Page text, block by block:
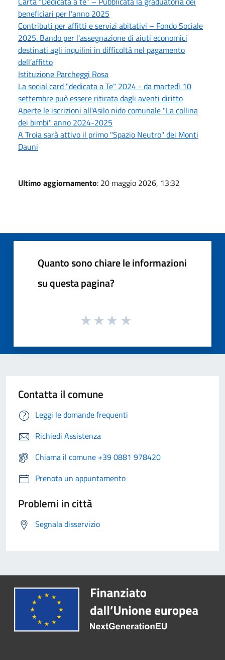
beneficiari per l’anno 2025
Contributi per affitti e servizi abitativi – Fondo Sociale
2025. Bando per l'assegnazione di aiuti economici
destinati agli inquilini in difficoltà nel pagamento
dell’affitto
Istituzione Parcheggi Rosa
La social card "dedicata a Te" 2024 - da martedì 10
settembre può essere ritirata dagli aventi diritto
Aperte le iscrizioni all'Asilo nido comunale "La collina
dei bimbi" anno 2024-2025
A Troia sarà attivo il primo "Spazio Neutro" dei Monti
Dauni
Ultimo aggiornamento: 20 maggio 2026, 13:32
Quanto sono chiare le informazioni
su questa pagina?
Contatta il comune
Leggi le domande frequenti
Richiedi Assistenza
Chiama il comune +39 0881 978420
Prenota un appuntamento
Problemi in città
Segnala disservizio